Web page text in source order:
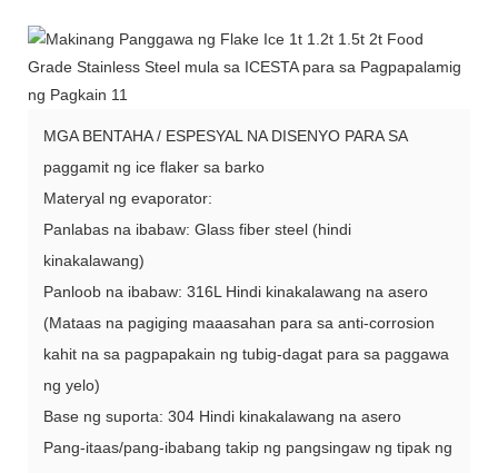
MGA BENTAHA / ESPESYAL NA DISENYO PARA SA
paggamit ng ice flaker sa barko
Materyal ng evaporator:
Panlabas na ibabaw: Glass fiber steel (hindi
kinakalawang)
Panloob na ibabaw: 316L Hindi kinakalawang na asero
(Mataas na pagiging maaasahan para sa anti-corrosion
kahit na sa pagpapakain ng tubig-dagat para sa paggawa
ng yelo)
Base ng suporta: 304 Hindi kinakalawang na asero
Pang-itaas/pang-ibabang takip ng pangsingaw ng tipak ng